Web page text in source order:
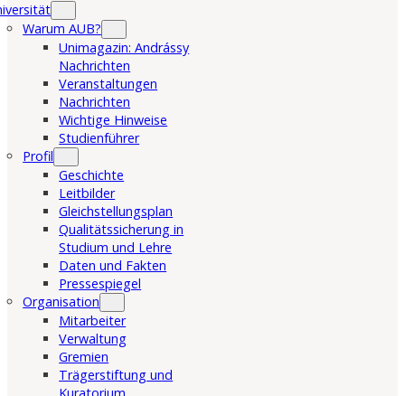
Warum AUB?
Unimagazin: Andrássy
Nachrichten
Veranstaltungen
Nachrichten
Wichtige Hinweise
Studienführer
Profil
Geschichte
Leitbilder
Gleichstellungsplan
Qualitätssicherung in
Studium und Lehre
Daten und Fakten
Pressespiegel
Organisation
Mitarbeiter
Verwaltung
Gremien
Trägerstiftung und